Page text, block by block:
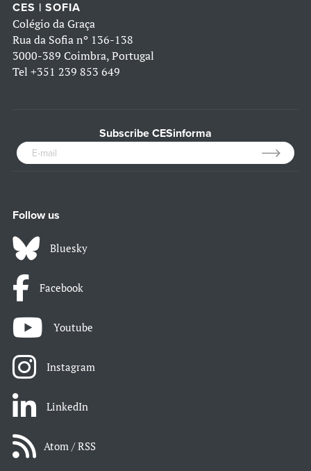
CES | SOFIA
Colégio da Graça
Rua da Sofia nº 136-138
3000-389 Coimbra, Portugal
Tel +351 239 853 649
Subscribe CESinforma
Follow us
Bluesky
Facebook
Youtube
Instagram
LinkedIn
Atom / RSS